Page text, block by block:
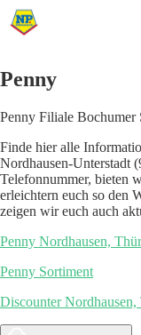
Penny
Penny Filiale Bochumer
Finde hier alle
Nordhausen-Unterstadt
Telefonnummer, bieten
erleichtern euch so den
zeigen wir euch auch
Penny Nordhausen,
Penny Sortiment
Discounter